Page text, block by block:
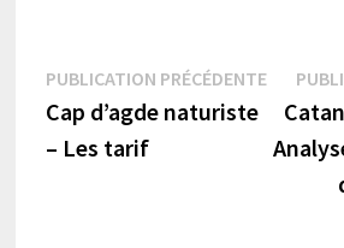
Navigation
de
PUBLICATION PRÉCÉDENTE
Cap d’agde naturiste
– Les tarif